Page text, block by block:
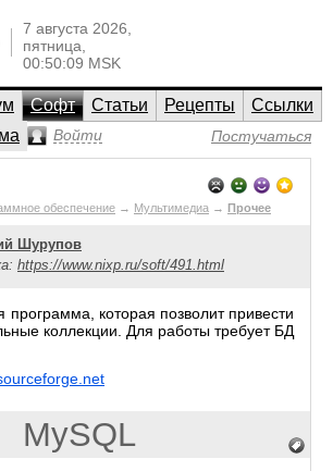
7 августа 2026,
пятница,
00:50:09 MSK
Софт Статьи Рецепты
Ссылки
Войти Постучаться
обеспечение → Мультимедиа → Прочее
Шурупов
https://www.nixp.ru/soft/491.html
которая позволит привести
коллекции. Для работы требует БД
MySQL